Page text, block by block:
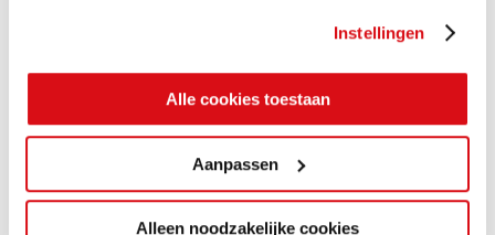
Instellingen
Alle cookies toestaan
Aanpassen
Alleen noodzakelijke cookies